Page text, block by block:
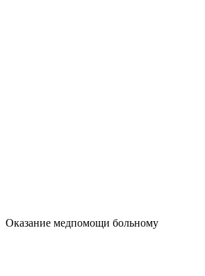
Оказание медпомощи больному